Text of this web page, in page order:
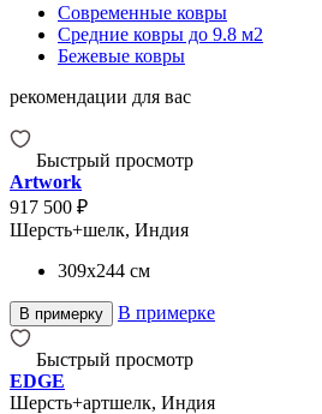
Современные ковры
Средние ковры до 9.8 м2
Бежевые ковры
рекомендации для вас
Быстрый просмотр
Artwork
917 500 ₽
Шерсть+шелк, Индия
309x244 см
В примерку В примерке
Быстрый просмотр
EDGE
Шерсть+артшелк, Индия